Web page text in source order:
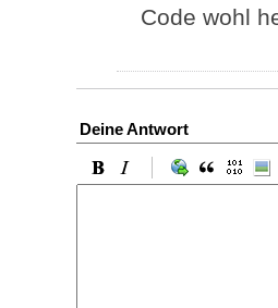
Code wohl
Deine Antwort